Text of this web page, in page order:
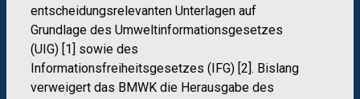
entscheidungsrelevanten Unterlagen auf
Grundlage des Umweltinformationsgesetzes
(UIG) [1] sowie des
Informationsfreiheitsgesetzes (IFG) [2]. Bislang
verweigert das BMWK die Herausgabe des